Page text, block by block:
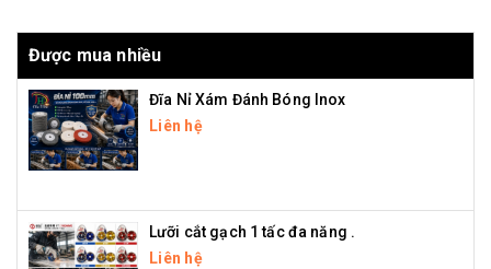
Được mua nhiều
Đĩa Nỉ Xám Đánh Bóng Inox
Liên hệ
Lưỡi cắt gạch 1 tấc đa năng .
Liên hệ